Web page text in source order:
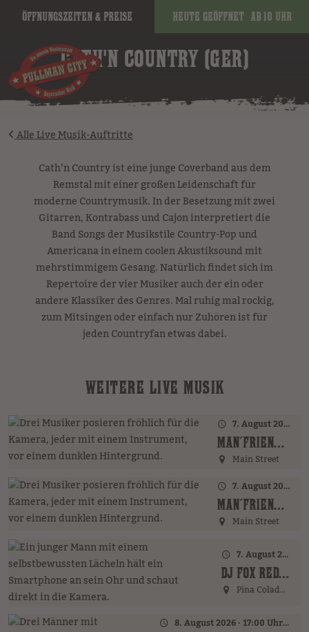
Öffnungszeiten & Preise Heute geöffnet ab 10 Uhr
image
CATH'N COUNTRY (GER)
Alle Live Musik-Auftritte
Cath’n Country ist eine junge Coverband aus dem
Remstal mit einer großen Leidenschaft für
moderne Countrymusik. In der Besetzung mit zwei
Gitarren, Kontrabass und Cajon interpretiert die
Band Songs der Musikstile Country-Pop und
Americana in einem coolen Akustiksound mit
mehrstimmigem Gesang. Natürlich findet sich im
Repertoire der vier Musiker auch der ein oder
andere Klassiker des Genres. Mal ruhig mal rockig,
zum Mitsingen oder einfach nur Zuhören ist für
jeden Countryfan etwas dabei.
WEITERE LIVE MUSIK
7. August 2026 · 17:00 Uhr – 18:00 Uhr
MAN´FRIENDS ACOUSTIC BAND (GER)
Main Street
7. August 2026 · 20:00 Uhr
MAN´FRIENDS ACOUSTIC BAND (GER)
Main Street
7. August 2026 · 21:00 Uhr
DJ FOX REDFIELD (GER)
Pina Colada Bar
8. August 2026 · 17:00 Uhr – 18:00 Uhr